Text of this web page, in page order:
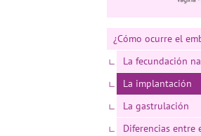
¿Cómo ocurre el
La fecundación
La implantación
La gastrulación
Diferencias entre